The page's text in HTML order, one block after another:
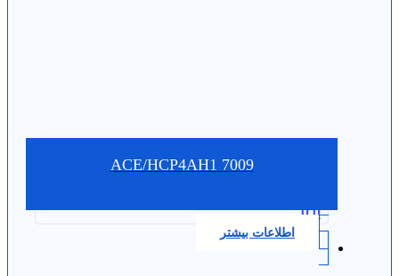
7009 ACE/HCP4AH1
0.0
اطلاعات بیشتر